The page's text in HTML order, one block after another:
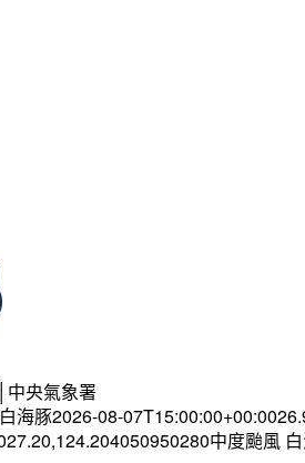
中央氣象署
海豚2026-08-
中度颱風